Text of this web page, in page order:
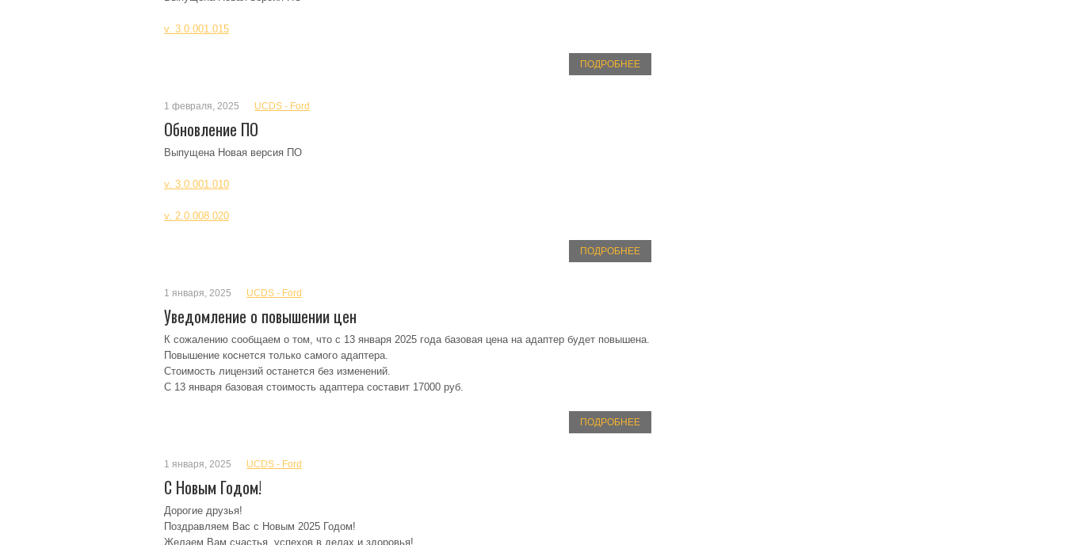
v. 3.0.001.015
ПОДРОБНЕЕ
1 февраля, 2025 UCDS - Ford
Обновление ПО
Выпущена Новая версия ПО
v. 3.0.001.010
v. 2.0.008.020
ПОДРОБНЕЕ
1 января, 2025 UCDS - Ford
Уведомление о повышении цен
К сожалению сообщаем о том, что с 13 января 2025 года базовая цена на адаптер будет повышена.
Повышение коснется только самого адаптера.
Стоимость лицензий останется без изменений.
С 13 января базовая стоимость адаптера составит 17000 руб.
ПОДРОБНЕЕ
1 января, 2025 UCDS - Ford
С Новым Годом!
Дорогие друзья!
Поздравляем Вас с Новым 2025 Годом!
Желаем Вам счастья, успехов в делах и здоровья!